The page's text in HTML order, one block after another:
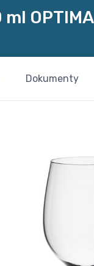
OPTIMA
Dokumenty